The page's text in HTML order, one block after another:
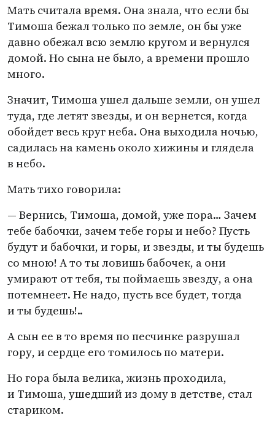
Мать считала время. Она знала, что если бы
Тимоша бежал только по земле, он бы уже
давно обежал всю землю кругом и вернулся
домой. Но сына не было, а времени прошло
много.
Значит, Тимоша ушел дальше земли, он ушел
туда, где летят звезды, и он вернется, когда
обойдет весь круг неба. Она выходила ночью,
садилась на камень около хижины и глядела
в небо.
Мать тихо говорила:
— Вернись, Тимоша, домой, уже пора… Зачем
тебе бабочки, зачем тебе горы и небо? Пусть
будут и бабочки, и горы, и звезды, и ты будешь
со мною! А то ты ловишь бабочек, а они
умирают от тебя, ты поймаешь звезду, а она
потемнеет. Не надо, пусть все будет, тогда
и ты будешь!..
А сын ее в то время по песчинке разрушал
гору, и сердце его томилось по матери.
Но гора была велика, жизнь проходила,
и Тимоша, ушедший из дому в детстве, стал
стариком.